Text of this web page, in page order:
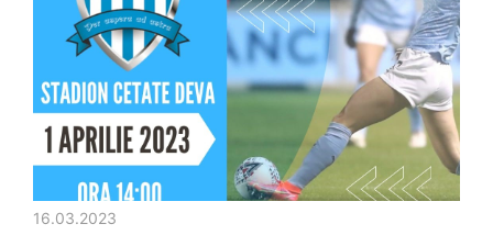
16.03.2023